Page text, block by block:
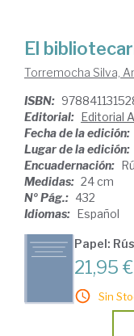
El
Torremocha Silva,
ISBN:
Editorial: Editorial
Fecha de la edición:
Lugar de la edición:
Encuadernación:
Medidas: 24 cm
Nº Pág.: 432
Idiomas: Español
Papel:
21,95 €
Sin